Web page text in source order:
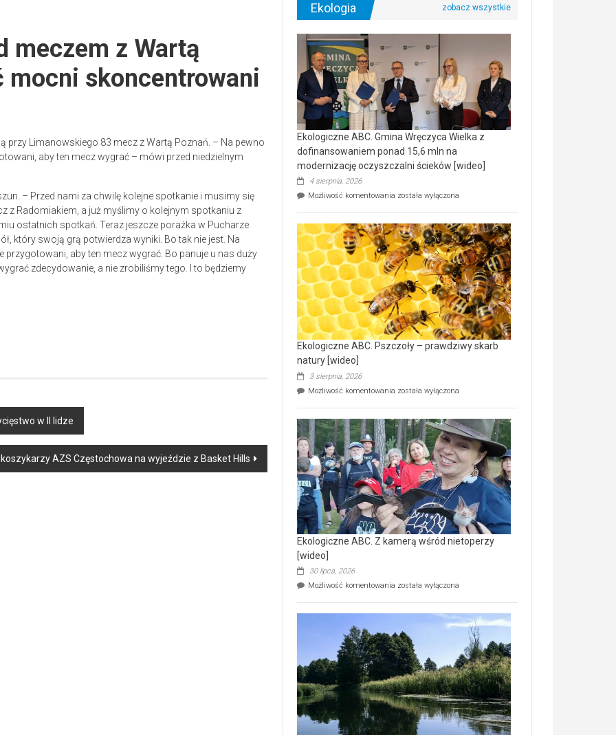
meczem z Wartą
mocni skoncentrowani
przy Limanowskiego 83 mecz z Wartą Poznań. – Na pewno
aby ten mecz wygrać – mówi przed niedzielnym
– Przed nami za chwilę kolejne spotkanie i musimy się
z Radomiakiem, a już myślimy o kolejnym spotkaniu z
ostatnich spotkań. Teraz jeszcze porażka w Pucharze
który swoją grą potwierdza wyniki. Bo tak nie jest. Na
aby ten mecz wygrać. Bo panuje u nas duży
zdecydowanie, a nie zrobiliśmy tego. I to będziemy
w II lidze
AZS Częstochowa na wyjeździe z Basket Hills
Ekologia
Ekologiczne ABC. Gmina Wręczyca Wielka z
dofinansowaniem ponad 15,6 mln na
modernizację oczyszczalni ścieków [wideo]
4 sierpnia, 2026
Możliwość komentowania Ekologiczne
Wręczyca
Wielka
z
dofinansowaniem
ponad
15,6
mln
na
modernizację
oczyszczalni
ścieków
[wideo]
została wyłączona
Ekologiczne ABC. Pszczoły – prawdziwy skarb
natury [wideo]
3 sierpnia, 2026
Możliwość komentowania Ekologiczne
–
prawdziwy
skarb
natury
[wideo]
została wyłączona
Ekologiczne ABC. Z kamerą wśród nietoperzy
[wideo]
30 lipca, 2026
Możliwość komentowania Ekologiczne
wśród
nietoperzy
[wideo]
została wyłączona